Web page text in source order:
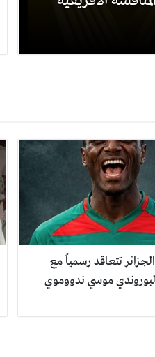
تتعاقد رسمياً مع
موسي ندووموي